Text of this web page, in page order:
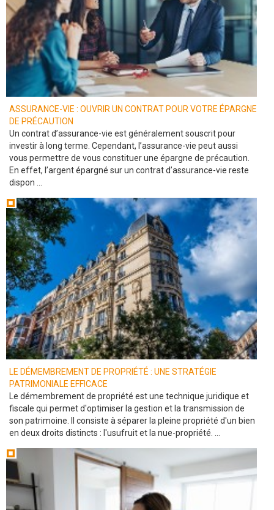
ASSURANCE-VIE : OUVRIR UN CONTRAT POUR VOTRE ÉPARGNE
DE PRÉCAUTION
Un contrat d’assurance-vie est généralement souscrit pour
investir à long terme. Cependant, l’assurance-vie peut aussi
vous permettre de vous constituer une épargne de précaution.
En effet, l’argent épargné sur un contrat d’assurance-vie reste
dispon ...
LE DÉMEMBREMENT DE PROPRIÉTÉ : UNE STRATÉGIE
PATRIMONIALE EFFICACE
Le démembrement de propriété est une technique juridique et
fiscale qui permet d'optimiser la gestion et la transmission de
son patrimoine. Il consiste à séparer la pleine propriété d'un bien
en deux droits distincts : l'usufruit et la nue-propriété. ...